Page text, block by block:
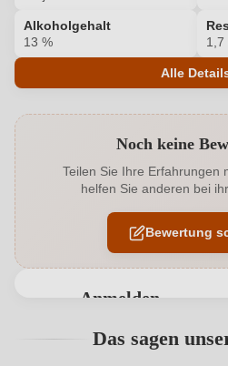
Alkoholgehalt
13 %
1,7
Alle
Alkoholgehalt in %
Allergene
Flaschenverschluss
Noch keine
Teilen Sie Ihre Erfahrungen
helfen Sie anderen bei
Bewertung
Anmelden
Benutzern abgegeben
Das sagen